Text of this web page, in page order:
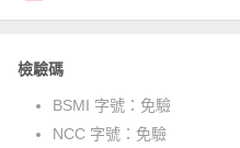
檢驗碼
BSMI 字號： 免驗
NCC 字號： 免驗